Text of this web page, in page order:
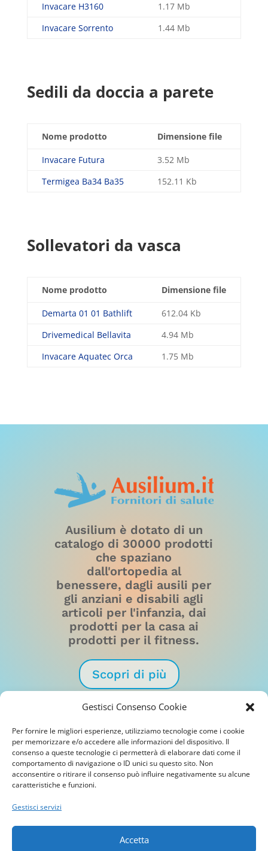
Gestisci Consenso Cookie
Per fornire le migliori esperienze, utilizziamo tecnologie come i cookie
per memorizzare e/o accedere alle informazioni del dispositivo. Il
consenso a queste tecnologie ci permetterà di elaborare dati come il
comportamento di navigazione o ID unici su questo sito. Non
acconsentire o ritirare il consenso può influire negativamente su alcune
caratteristiche e funzioni.
Gestisci servizi
Accetta
Invacare H3160
1.17 Mb
Invacare Sorrento
1.44 Mb
Sedili da doccia a parete
Nome prodotto Dimensione file
Invacare Futura
3.52 Mb
Termigea Ba34 Ba35
152.11 Kb
Sollevatori da vasca
Nome prodotto Dimensione file
Demarta 01 01 Bathlift
612.04 Kb
Drivemedical Bellavita
4.94 Mb
Invacare Aquatec Orca
1.75 Mb
Ausilium è dotato di un
catalogo di 30000 prodotti
che spaziano
dall'ortopedia al
benessere, dagli ausili per
gli anziani e disabili agli
articoli per l'infanzia, dai
prodotti per la casa ai
prodotti per il fitness.
Scopri di più
FerreroDoc
Officina Ortopedica Ferrero Srl